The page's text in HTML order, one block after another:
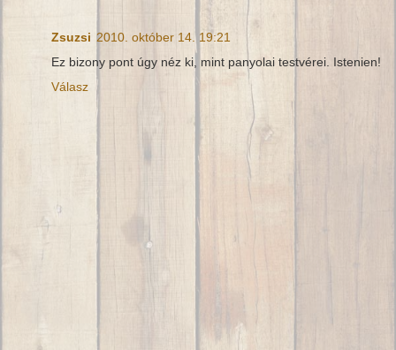
Zsuzsi 2010. október 14. 19:21
Ez bizony pont úgy néz ki, mint panyolai testvérei. Istenien!
Válasz